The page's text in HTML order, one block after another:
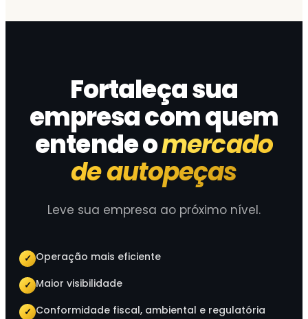
Fortaleça sua
empresa com quem
entende omercado
de autopeças
Leve sua empresa ao próximo nível.
✓ Operação mais eficiente
✓ Maior visibilidade
✓ Conformidade fiscal, ambiental e regulatória